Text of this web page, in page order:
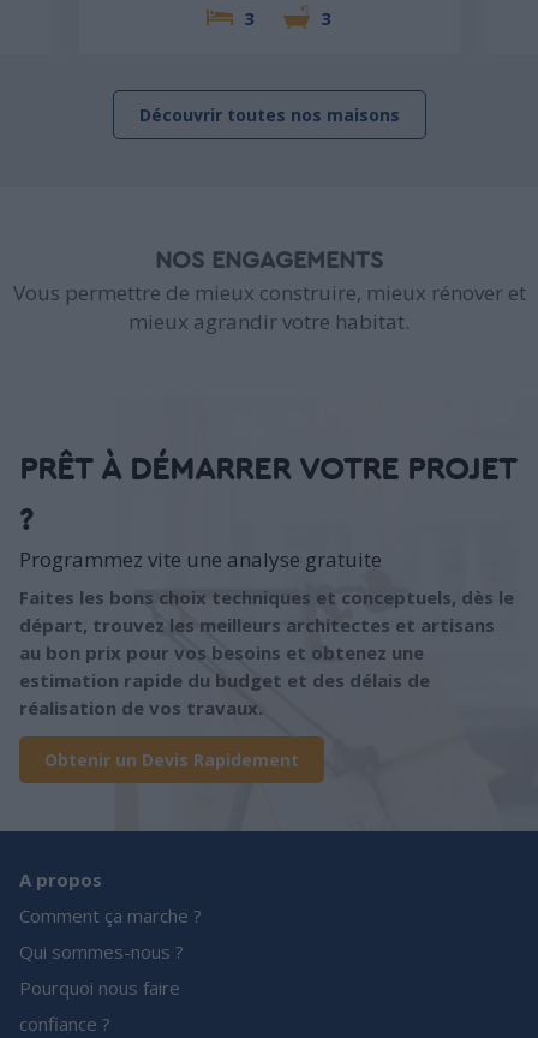
3
3
Découvrir toutes nos maisons
NOS ENGAGEMENTS
Vous permettre de mieux construire, mieux rénover et
mieux agrandir votre habitat.
PRÊT À DÉMARRER VOTRE PROJET
?
Programmez vite une analyse gratuite
Faites les bons choix techniques et conceptuels, dès le
départ, trouvez les meilleurs architectes et artisans
au bon prix pour vos besoins et obtenez une
estimation rapide du budget et des délais de
réalisation de vos travaux.
Obtenir un Devis Rapidement
A propos
Comment ça marche ?
Qui sommes-nous ?
Pourquoi nous faire
confiance ?